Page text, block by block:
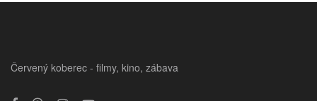
Červený koberec - filmy, kino, zábava